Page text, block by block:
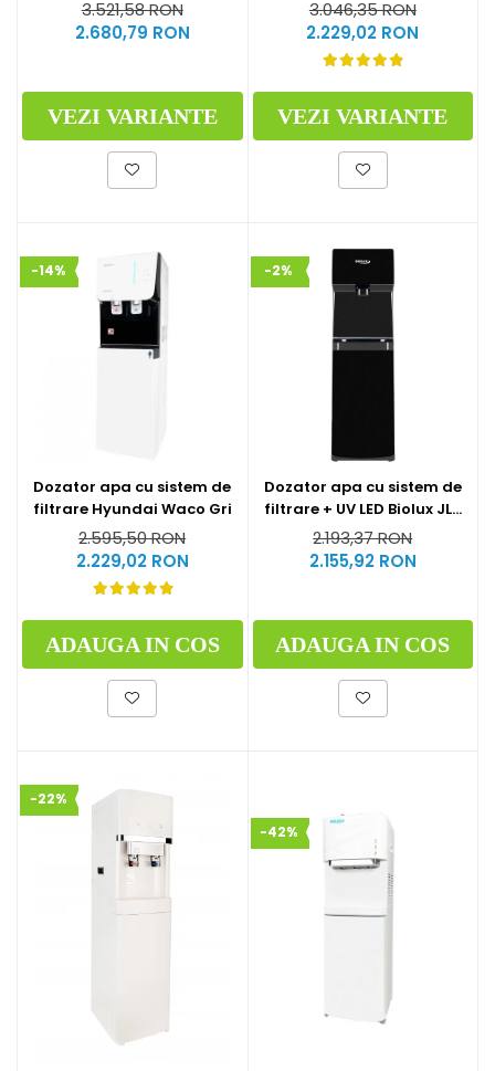
3.521,58 RON
2.680,79 RON
VEZI VARIANTE
3.046,35 RON
2.229,02 RON
VEZI VARIANTE
-14%
Dozator apa cu sistem de
filtrare Hyundai Waco Gri
2.595,50 RON
2.229,02 RON
ADAUGA IN COS
-2%
Dozator apa cu sistem de
filtrare + UV LED Biolux JL-
1844S
2.193,37 RON
2.155,92 RON
ADAUGA IN COS
-22%
-42%